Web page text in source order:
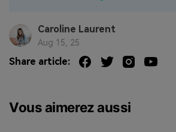
Caroline Laurent
Aug 15, 25
Share article:
Vous aimerez aussi